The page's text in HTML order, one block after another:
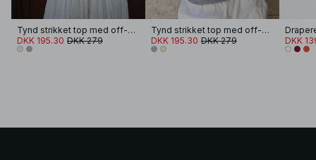
Tynd strikket top med off-shoulder
DKK 195.30 DKK 279
Tynd strikket top med off-shoulder
DKK 195.30 DKK 279
DKK